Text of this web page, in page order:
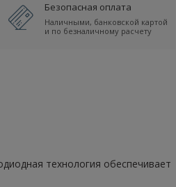
Безопасная оплата
Наличными, банковской картой
и по безналичному расчету
технология обеспечивает